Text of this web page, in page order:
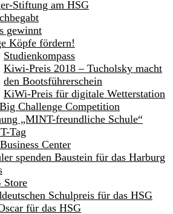
Stiftung am HSG
gewinnt
Köpfe fördern!
Studienkompass
Kiwi-Preis 2018 – Tucholsky macht
den Bootsführerschein
KiWi-Preis für digitale Wetterstation
Challenge Competition
„MINT-freundliche Schule“
Tag
Center
spenden Baustein für das Harburg
Store
Schulpreis für das HSG
für das HSG